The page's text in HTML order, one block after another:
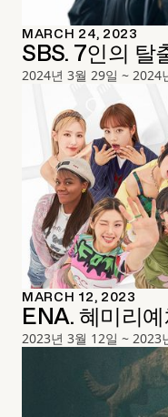
MARCH 24, 2023
SBS. 7인의 탈
2024년 3월 29일 ~ 2024
MARCH 12, 2023
ENA. 혜미리
2023년 3월 12일 ~ 2023